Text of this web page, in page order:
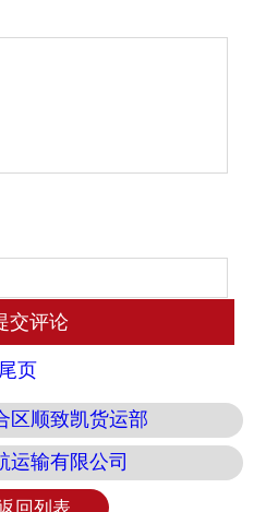
尾页
区顺致凯货运部
运输有限公司